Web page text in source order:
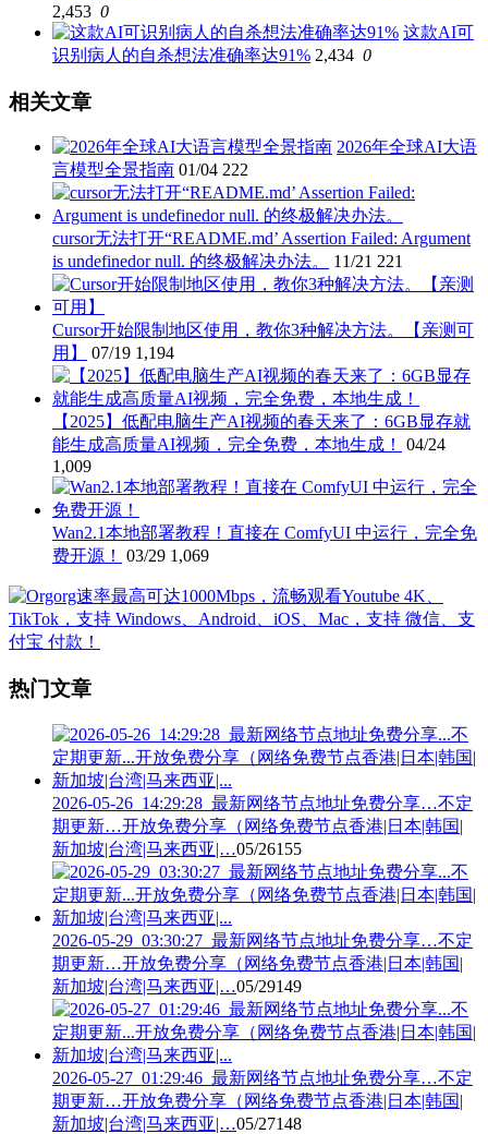
2,453 0
这款AI可
识别病人的自杀想法准确率达91% 2,434 0
相关文章
2026年全球AI大语
言模型全景指南 01/04 222
cursor无法打开“README.md’ Assertion Failed: Argument
is undefinedor null. 的终极解决办法。
11/21 221
Cursor开始限制地区使用，教你3种解决方法。【亲测可
用】
07/19 1,194
【2025】低配电脑生产AI视频的春天来了：6GB显存就
能生成高质量AI视频，完全免费，本地生成！
04/24
1,009
Wan2.1本地部署教程！直接在 ComfyUI 中运行，完全免
费开源！
03/29 1,069
热门文章
2026-05-26_14:29:28_最新网络节点地址免费分享…不定
期更新…开放免费分享（网络免费节点香港|日本|韩国|
新加坡|台湾|马来西亚|…05/26155
2026-05-29_03:30:27_最新网络节点地址免费分享…不定
期更新…开放免费分享（网络免费节点香港|日本|韩国|
新加坡|台湾|马来西亚|…05/29149
2026-05-27_01:29:46_最新网络节点地址免费分享…不定
期更新…开放免费分享（网络免费节点香港|日本|韩国|
新加坡|台湾|马来西亚|…05/27148